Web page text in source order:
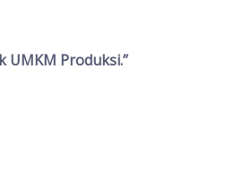
UMKM Produksi.”